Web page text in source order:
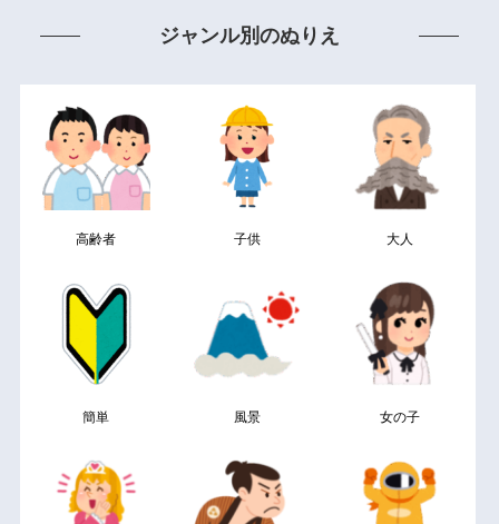
ジャンル別のぬりえ
高齢者 子供 大人
簡単 風景 女の子